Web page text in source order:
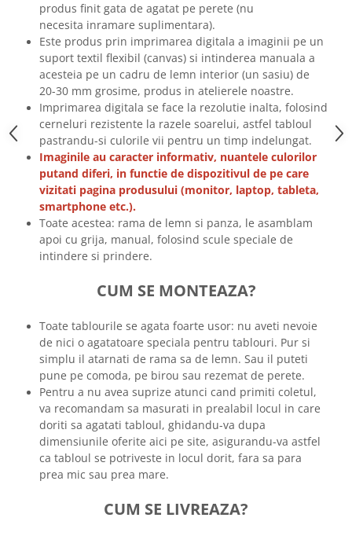
Tricouri biciclisti MTB
Tricouri biciclisti BMX
Tricouri biciclisti downhill
Tricouri skateboard
Tricouri sport/fitness
Tricouri fitness/sala de forta
Tricouri yoga
produs finit gata de agatat pe perete (nu
necesita inramare suplimentara).
Este produs prin imprimarea digitala a imaginii pe un
suport textil flexibil (canvas) si intinderea manuala a
acesteia pe un cadru de lemn interior (un sasiu) de
20-30 mm grosime, produs in atelierele noastre.
Imprimarea digitala se face la rezolutie inalta, folosind
cerneluri rezistente la razele soarelui, astfel tabloul
pastrandu-si culorile vii pentru un timp indelungat.
Imaginile au caracter informativ, nuantele culorilor
putand diferi, in functie de dispozitivul de pe care
vizitati pagina produsului (monitor, laptop, tableta,
smartphone etc.).
Toate acestea: rama de lemn si panza, le asamblam
apoi cu grija, manual, folosind scule speciale de
intindere si prindere.
CUM SE MONTEAZA?
Toate tablourile se agata foarte usor: nu aveti nevoie
de nici o agatatoare speciala pentru tablouri. Pur si
simplu il atarnati de rama sa de lemn. Sau il puteti
pune pe comoda, pe birou sau rezemat de perete.
Pentru a nu avea suprize atunci cand primiti coletul,
va recomandam sa masurati in prealabil locul in care
doriti sa agatati tabloul, ghidandu-va dupa
dimensiunile oferite aici pe site, asigurandu-va astfel
ca tabloul se potriveste in locul dorit, fara sa para
prea mic sau prea mare.
CUM SE LIVREAZA?